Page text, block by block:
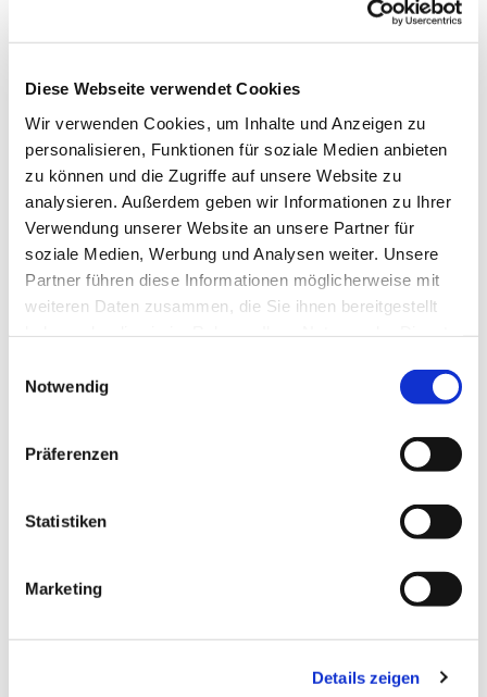
Diese Webseite verwendet Cookies
Wir verwenden Cookies, um Inhalte und Anzeigen zu
personalisieren, Funktionen für soziale Medien anbieten
zu können und die Zugriffe auf unsere Website zu
analysieren. Außerdem geben wir Informationen zu Ihrer
Verwendung unserer Website an unsere Partner für
soziale Medien, Werbung und Analysen weiter. Unsere
Partner führen diese Informationen möglicherweise mit
weiteren Daten zusammen, die Sie ihnen bereitgestellt
Notwendig
Präferenzen
Statistiken
Marketing
Details zeigen
Ulrike Gruyter
Dies könnte Sie auch